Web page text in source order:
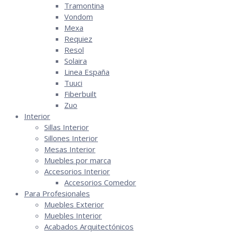
Tramontina
Vondom
Mexa
Requiez
Resol
Solaira
Linea España
Tuuci
Fiberbuilt
Zuo
Interior
Sillas Interior
Sillones Interior
Mesas Interior
Muebles por marca
Accesorios Interior
Accesorios Comedor
Para Profesionales
Muebles Exterior
Muebles Interior
Acabados Arquitectónicos